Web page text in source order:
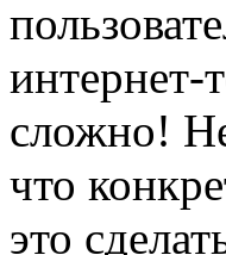
интернет-
сложно!
что
это